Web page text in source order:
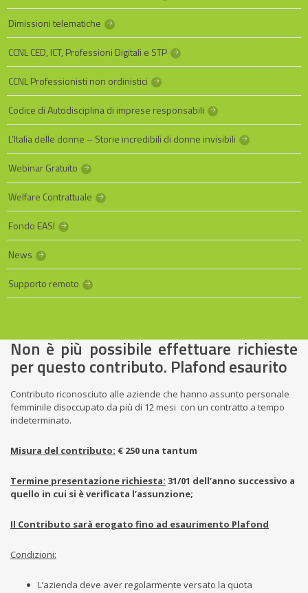
Dimissioni telematiche
CCNL CED, ICT, Professioni Digitali e STP
CCNL Professionisti non ordinistici
Codice di Autodisciplina di imprese responsabili
L’Italia delle donne – Storie incredibili di donne invisibili
Webinar Gratuito
Welfare Contrattuale
Fondo EASI
News
Supporto remoto
Non è più possibile effettuare richieste
per questo contributo. Plafond esaurito
Contributo riconosciuto alle aziende che hanno assunto personale
femminile disoccupato da più di 12 mesi con un contratto a tempo
indeterminato.
Misura del contributo: € 250 una tantum
Termine presentazione richiesta: 31/01 dell’anno successivo a
quello in cui si è verificata l’assunzione;
Il Contributo sarà erogato fino ad esaurimento Plafond
Condizioni:
L’azienda deve aver regolarmente versato la quota